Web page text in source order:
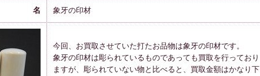
名 象牙の印材
今回、お買取させていた打たお品物は象牙の印材です。
象牙の印材は彫られているものであっても買取を行っており
ますが、彫られていない物と比べると、買取金額はかなり下